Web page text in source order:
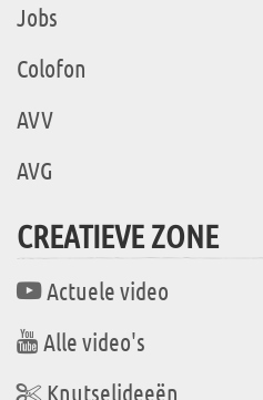
Jobs
Colofon
AVV
AVG
CREATIEVE ZONE
Actuele video
Alle video's
Knutselideeën